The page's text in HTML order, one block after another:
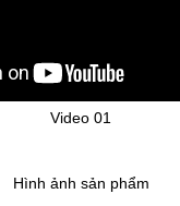
Video 01
Hình ảnh sản phẩm